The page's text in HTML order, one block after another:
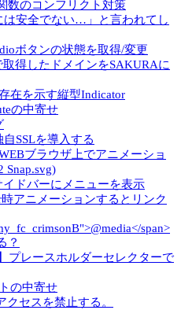
数のコンフリクト対策
は安全でない…」と言われてし
ボタンの状態を取得/変更
取得したドメインをSAKURAに
在を示す縦型Indicator
の中寄せ
自SSLを導入する
ブラウザ上でアニメーショ
Snap.svg)
イドバーにメニューを表示
アニメーションするとリンク
span>
？
プレースホルダーセレクターで
の中寄せ
クセスを禁止する。